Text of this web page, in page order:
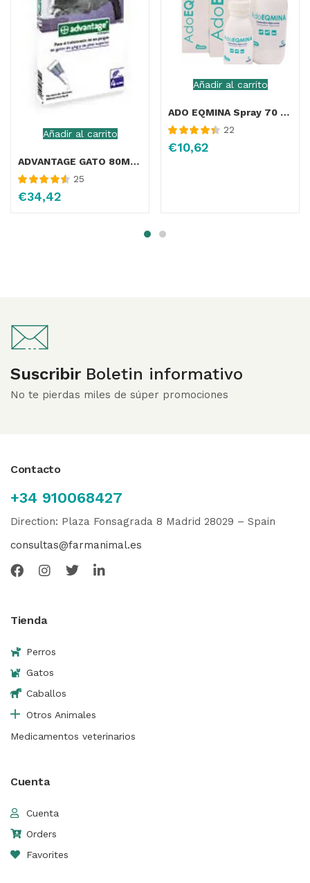
Añadir al carrito
ADVANTAGE GATO 80MG GATO +4KG 4PIP
Valorado con
4.58de 5
25
€34,42
Añadir al carrito
ADO EQMINA Spray 70 ml
Valorado con
4.48de 5
22
€10,62
Suscribir Boletin informativo
No te pierdas miles de súper promociones
Contacto
+34 910068427
Direction: Plaza Fonsagrada 8 Madrid 28029 – Spain
consultas@farmanimal.es
Tienda
Perros
Gatos
Caballos
Otros Animales
Medicamentos veterinarios
Cuenta
Cuenta
Orders
Favorites